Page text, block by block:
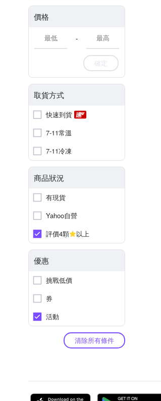
價格
-
確定
取貨方式
快速到貨
7-11常溫
7-11冷凍
商品狀況
有現貨
Yahoo自營
評價4顆
以上
優惠
挑戰低價
券
活動
清除所有條件